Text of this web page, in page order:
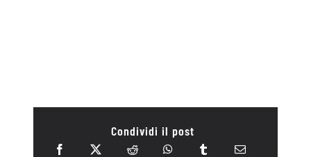
Condividi il post